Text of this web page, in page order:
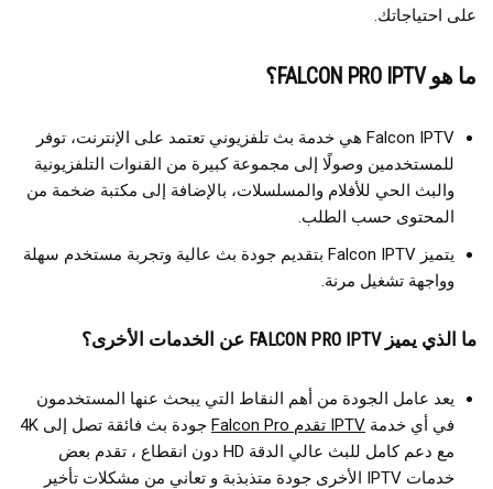
على احتياجاتك.
ما هو FALCON PRO IPTV؟
Falcon IPTV هي خدمة بث تلفزيوني تعتمد على الإنترنت، توفر
للمستخدمين وصولًا إلى مجموعة كبيرة من القنوات التلفزيونية
والبث الحي للأفلام والمسلسلات، بالإضافة إلى مكتبة ضخمة من
المحتوى حسب الطلب.
يتميز Falcon IPTV بتقديم جودة بث عالية وتجربة مستخدم سهلة
وواجهة تشغيل مرنة.
ما الذي يميز FALCON PRO IPTV عن الخدمات الأخرى؟
يعد عامل الجودة من أهم النقاط التي يبحث عنها المستخدمون
في أي خدمة IPTV تقدم Falcon Pro
جودة بث فائقة تصل إلى 4K
مع دعم كامل للبث عالي الدقة HD دون انقطاع ، تقدم بعض
خدمات IPTV الأخرى جودة متذبذبة و تعاني من مشكلات تأخير